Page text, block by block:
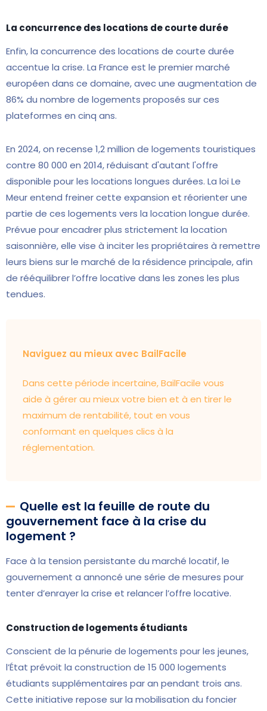
La concurrence des locations de courte durée
Enfin, la concurrence des locations de courte durée
accentue la crise. La France est le premier marché
européen dans ce domaine, avec une augmentation de
86% du nombre de logements proposés sur ces
plateformes en cinq ans.
En 2024, on recense 1,2 million de logements touristiques
contre 80 000 en 2014, réduisant d'autant l'offre
disponible pour les locations longues durées. La loi Le
Meur entend freiner cette expansion et réorienter une
partie de ces logements vers la location longue durée.
Prévue pour encadrer plus strictement la location
saisonnière, elle vise à inciter les propriétaires à remettre
leurs biens sur le marché de la résidence principale, afin
de rééquilibrer l’offre locative dans les zones les plus
tendues.
Naviguez au mieux avec BailFacile
Dans cette période incertaine, BailFacile vous
aide à gérer au mieux votre bien et à en tirer le
maximum de rentabilité, tout en vous
conformant en quelques clics à la
réglementation.
Quelle est la feuille de route du
gouvernement face à la crise du
logement ?
Face à la tension persistante du marché locatif, le
gouvernement a annoncé une série de mesures pour
tenter d’enrayer la crise et relancer l’offre locative.
Construction de logements étudiants
Conscient de la pénurie de logements pour les jeunes,
l’État prévoit la construction de 15 000 logements
étudiants supplémentaires par an pendant trois ans.
Cette initiative repose sur la mobilisation du foncier